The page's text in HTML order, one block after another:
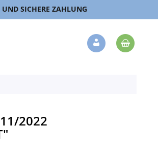
UND SICHERE ZAHLUNG
Veränderung
2022